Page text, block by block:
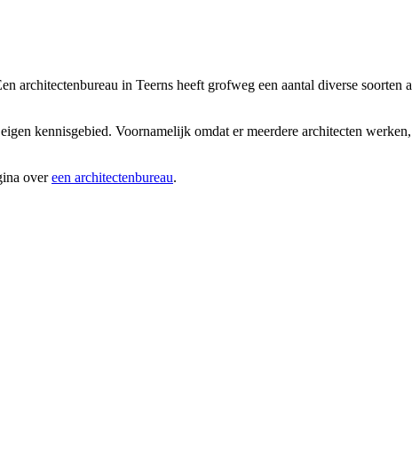
architectenbureau in Teerns heeft grofweg een aantal diverse soorten
kennisgebied. Voornamelijk omdat er meerdere architecten
overeen architectenbureau.